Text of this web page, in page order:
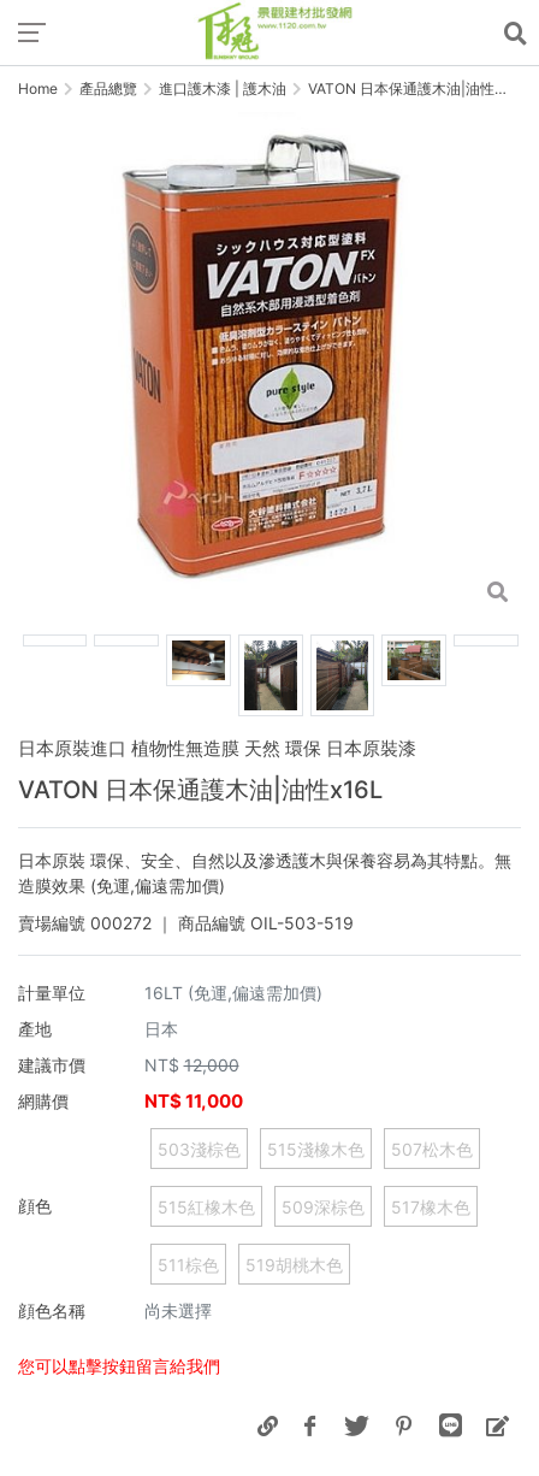
Home 產品總覽 進口護木漆 | 護木油
VATON 日本保通護木油|油性
日本原裝進口 植物性無造膜 天然 環保 日本原裝漆
VATON 日本保通護木油|油性x16L
日本原裝 環保、安全、自然以及滲透護木與保養容易為其特點。無
造膜效果 (免運,偏遠需加價)
賣場編號 000272 ｜ 商品編號 OIL-503-519
計量單位
16LT (免運,偏遠需加價)
產地
日本
建議市價
NT$ 12,000
網購價
NT$11,000
顔色
503淺棕色 515淺橡木色 507松木色
515紅橡木色 509深棕色 517橡木色
511棕色 519胡桃木色
顔色名稱 尚未選擇
您可以點擊按鈕留言給我們